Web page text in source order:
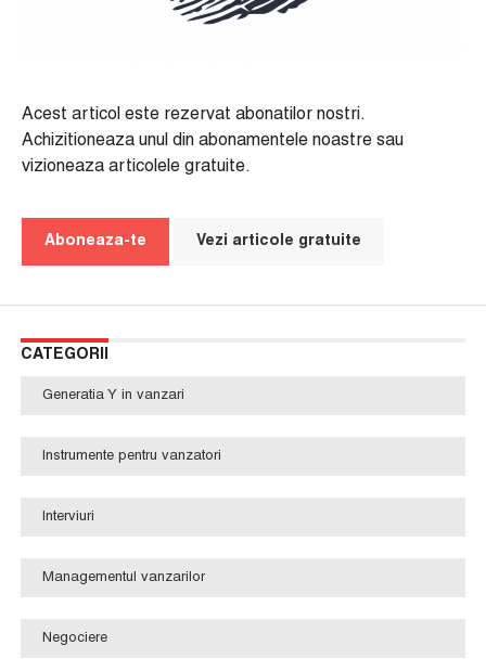
Acest articol este rezervat abonatilor nostri.
Achizitioneaza unul din abonamentele noastre sau
vizioneaza articolele gratuite.
Aboneaza-te Vezi articole gratuite
CATEGORII
Generatia Y in vanzari
Instrumente pentru vanzatori
Interviuri
Managementul vanzarilor
Negociere